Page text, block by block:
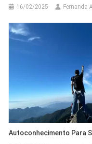
16/02/2025 Fernanda
Autoconhecimento Para